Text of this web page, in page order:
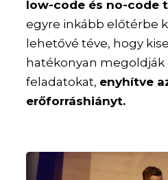
low-code és no-code
egyre inkább előtérbe
lehetővé téve, hogy
hatékonyan megoldják
feladatokat, enyhítve
erőforráshiányt.